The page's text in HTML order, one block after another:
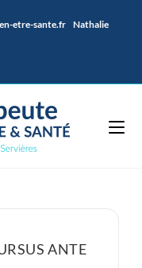
etre-sante.fr
Nathalie
ANTE